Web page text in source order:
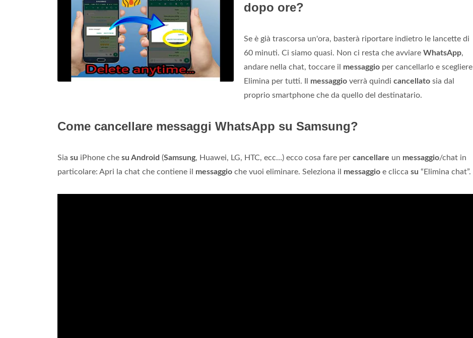
dopo ore?
Se è già trascorsa un'ora, basterà riportare indietro le lancette di
60 minuti. Ci siamo quasi. Non ci resta che avviare WhatsApp,
andare nella chat, toccare il messaggio per cancellarlo e scegliere
Elimina per tutti. Il messaggio verrà quindi cancellato sia dal
proprio smartphone che da quello del destinatario.
Come cancellare messaggi WhatsApp su Samsung?
Sia su iPhone che su Android (Samsung, Huawei, LG, HTC, ecc…) ecco cosa fare per cancellare un messaggio/chat in
particolare: Apri la chat che contiene il messaggio che vuoi eliminare. Seleziona il messaggio e clicca su “Elimina chat”.